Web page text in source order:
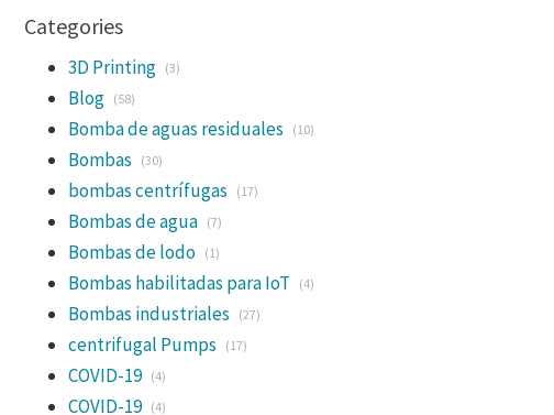
Categories
3D Printing (3)
Blog (58)
Bomba de aguas residuales (10)
Bombas (30)
bombas centrífugas (17)
Bombas de agua (7)
Bombas de lodo (1)
Bombas habilitadas para IoT (4)
Bombas industriales (27)
centrifugal Pumps (17)
COVID-19 (4)
COVID-19 (4)